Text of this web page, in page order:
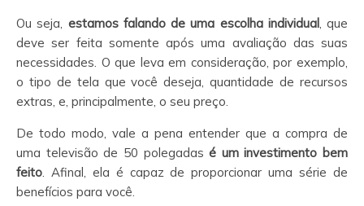
Ou seja, estamos falando de uma escolha individual, que
deve ser feita somente após uma avaliação das suas
necessidades. O que leva em consideração, por exemplo,
o tipo de tela que você deseja, quantidade de recursos
extras, e, principalmente, o seu preço.
De todo modo, vale a pena entender que a compra de
uma televisão de 50 polegadasé um investimento bem
feito . Afinal, ela é capaz de proporcionar uma série de
benefícios para você.